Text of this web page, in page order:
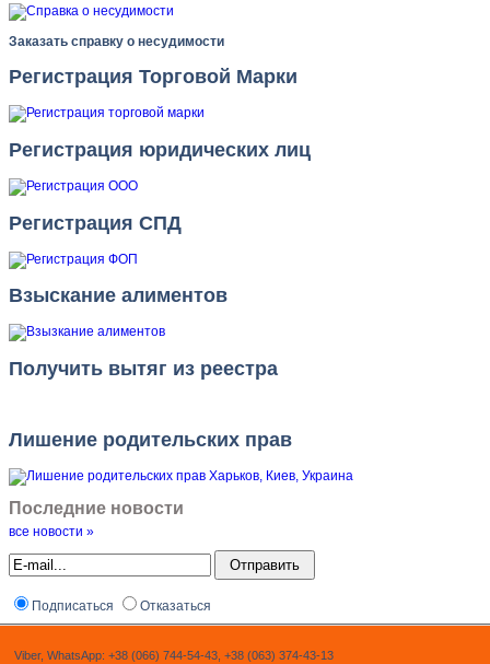
Заказать справку о несудимости
Регистрация Торговой Марки
Регистрация юридических лиц
Регистрация СПД
Взыскание алиментов
Получить вытяг из реестра
Лишение родительских прав
Последние новости
все новости »
Подписаться Отказаться
Viber, WhatsApp: +38 (066) 744-54-43, +38 (063) 374-43-13